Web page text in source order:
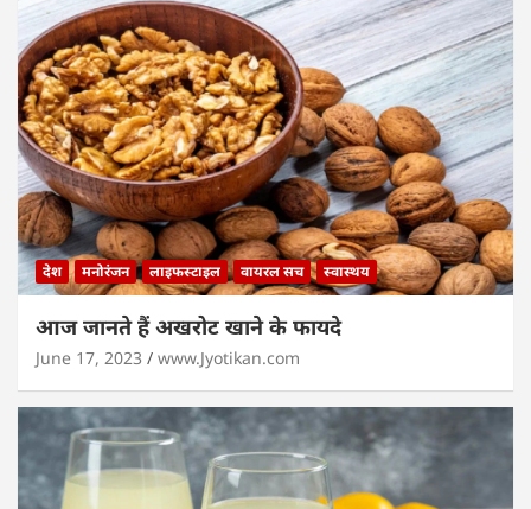
देश मनोरंजन लाइफस्टाइल वायरल सच स्वास्थय
आज जानते हैं अखरोट खाने के फायदे
June 17, 2023 www.Jyotikan.com